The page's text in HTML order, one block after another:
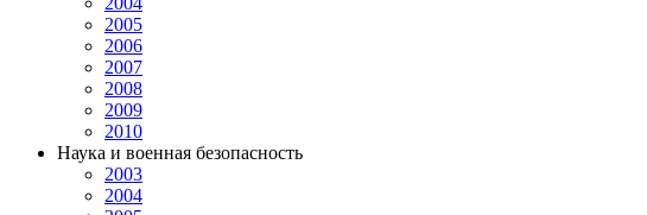
2005
2006
2007
2008
2009
2010
Наука и военная безопасность
2003
2004